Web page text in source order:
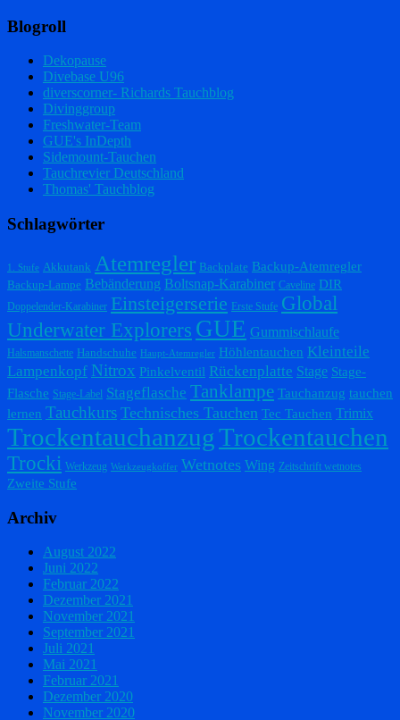
Blogroll
Dekopause
Divebase U96
diverscorner- Richards Tauchblog
Divinggroup
Freshwater-Team
GUE's InDepth
Sidemount-Tauchen
Tauchrevier Deutschland
Thomas' Tauchblog
Schlagwörter
1. Stufe Akkutank Atemregler Backplate Backup-Atemregler
Backup-Lampe Bebänderung Boltsnap-Karabiner Caveline DIR
Doppelender-Karabiner Einsteigerserie Erste Stufe Global
Underwater Explorers GUE Gummischlaufe
Halsmanschette Handschuhe Haupt-Atemregler Höhlentauchen Kleinteile
Lampenkopf Nitrox Pinkelventil Rückenplatte Stage Stage-
Flasche Stage-Label Stageflasche Tanklampe Tauchanzug tauchen
lernen Tauchkurs Technisches Tauchen Tec Tauchen Trimix
TrockentauchanzugTrockentauchen
Trocki Werkzeug Werkzeugkoffer Wetnotes Wing Zeitschrift wetnotes
Zweite Stufe
Archiv
August 2022
Juni 2022
Februar 2022
Dezember 2021
November 2021
September 2021
Juli 2021
Mai 2021
Februar 2021
Dezember 2020
November 2020